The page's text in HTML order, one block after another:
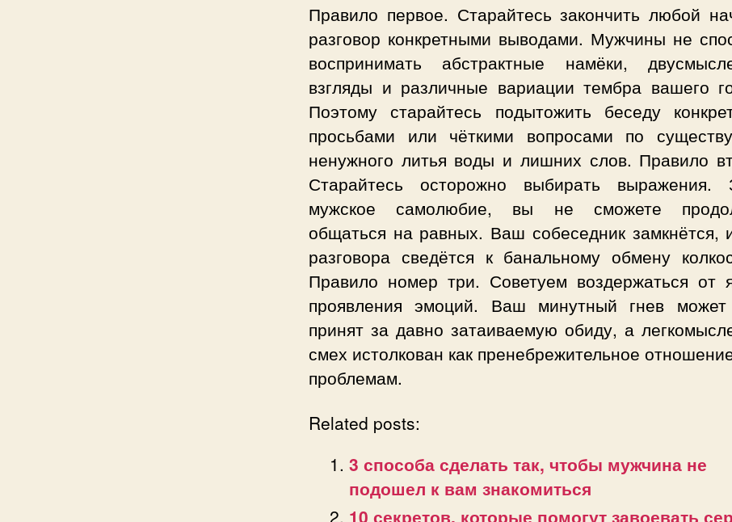
Правило первое. Старайтесь закончить любой
разговор конкретными выводами. Мужчины не
воспринимать абстрактные намёки,
взгляды и различные вариации тембра вашего
Поэтому старайтесь подытожить беседу
просьбами или чёткими вопросами по
ненужного литья воды и лишних слов. Правило
Старайтесь осторожно выбирать выражения.
мужское самолюбие, вы не сможете
общаться на равных. Ваш собеседник замкнётся,
разговора сведётся к банальному обмену
Правило номер три. Советуем воздержаться от
проявления эмоций. Ваш минутный гнев
принят за давно затаиваемую обиду, а
смех истолкован как пренебрежительное
проблемам.
Related posts:
3 способа сделать так, чтобы мужчина не
подошел к вам знакомиться
10 секретов, которые помогут завоевать